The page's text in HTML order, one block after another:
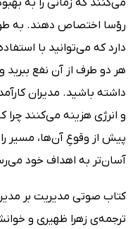
رؤسا اختصاص دهند. به
دارد که می‌توانید با
هر دو طرف از آن نفع ببرید
داشته باشید. مدیران
و انرژی هزینه می‌کنند
پیش از وقوعِ آن‌ها، مسیر را
آسان‌تر به اهداف خود
کتاب صوتی مدیریت بر
ترجمه‌ی زهرا ظهیری و